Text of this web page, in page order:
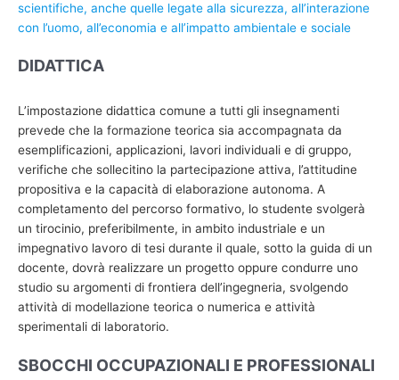
scientifiche, anche quelle legate alla sicurezza, all’interazione
con l’uomo, all’economia e all’impatto ambientale e sociale
DIDATTICA
L’impostazione didattica comune a tutti gli insegnamenti
prevede che la formazione teorica sia accompagnata da
esemplificazioni, applicazioni, lavori individuali e di gruppo,
verifiche che sollecitino la partecipazione attiva, l’attitudine
propositiva e la capacità di elaborazione autonoma. A
completamento del percorso formativo, lo studente svolgerà
un tirocinio, preferibilmente, in ambito industriale e un
impegnativo lavoro di tesi durante il quale, sotto la guida di un
docente, dovrà realizzare un progetto oppure condurre uno
studio su argomenti di frontiera dell’ingegneria, svolgendo
attività di modellazione teorica o numerica e attività
sperimentali di laboratorio.
SBOCCHI OCCUPAZIONALI E PROFESSIONALI